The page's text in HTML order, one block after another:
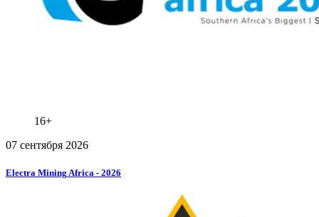
16+
07 сентября 2026
Electra Mining Africa - 2026